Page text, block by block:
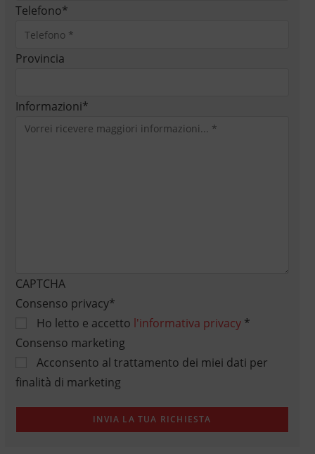
Telefono*
Provincia
Informazioni*
CAPTCHA
Consenso privacy*
Ho letto e accetto l'informativa privacy*
Consenso marketing
Acconsento al trattamento dei miei dati per
finalità di marketing